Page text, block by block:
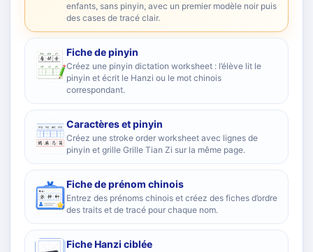
enfants, sans pinyin, avec un premier modèle noir puis
des cases de tracé clair.
Fiche de pinyin
Créez une pinyin dictation worksheet : l’élève lit le
pinyin et écrit le Hanzi ou le mot chinois
correspondant.
Caractères et pinyin
Créez une stroke order worksheet avec lignes de
pinyin et grille Grille Tian Zi sur la même page.
Fiche de prénom chinois
Entrez des prénoms chinois et créez des fiches d’ordre
des traits et de tracé pour chaque nom.
Fiche Hanzi ciblée